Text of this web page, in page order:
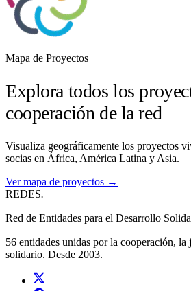
Mapa de Proyectos
Explora todos los
cooperación de la red
Visualiza geográficamente los proyectos
socias en África, América Latina y Asia.
Ver mapa de proyectos →
REDES.
Red de Entidades para el Desarrollo
56 entidades unidas por la cooperación,
solidario. Desde 2003.